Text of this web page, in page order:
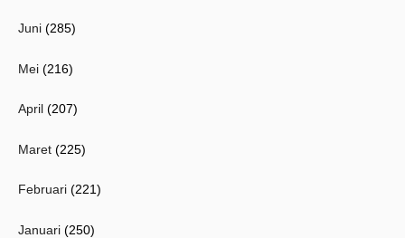
Juni (285)
Mei (216)
April (207)
Maret (225)
Februari (221)
Januari (250)